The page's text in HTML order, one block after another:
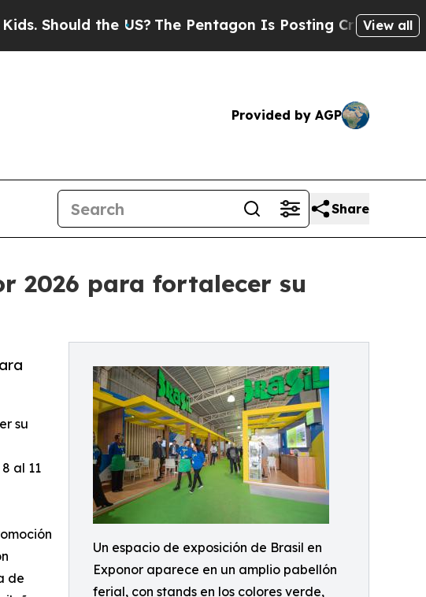
the US?The Pentagon Is Posting Cryptic BiblicalView all
Provided by AGP
Share
2026 para fortalecer su
Un espacio de exposición de Brasil en
Exponor aparece en un amplio pabellón
ferial, con stands en los colores verde,
su
al 11
de